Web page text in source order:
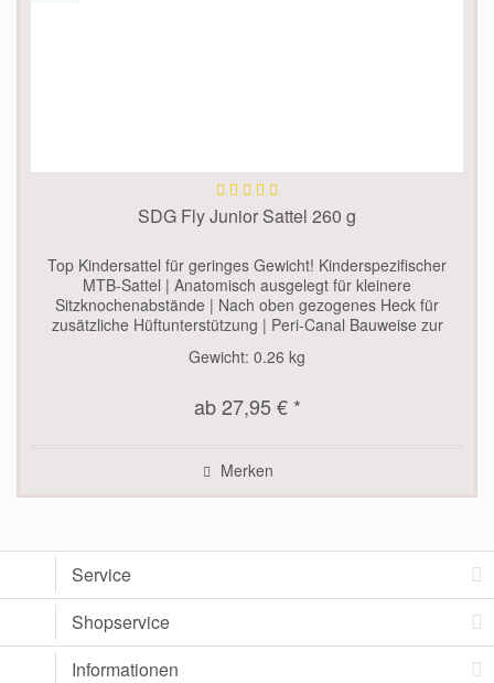
SDG Fly Junior Sattel 260 g
Top Kindersattel für geringes Gewicht! Kinderspezifischer
MTB-Sattel | Anatomisch ausgelegt für kleinere
Sitzknochenabstände | Nach oben gezogenes Heck für
zusätzliche Hüftunterstützung | Peri-Canal Bauweise zur
Gewicht: 0.26 kg
ab 27,95 € *
Merken
Service
Shopservice
Informationen